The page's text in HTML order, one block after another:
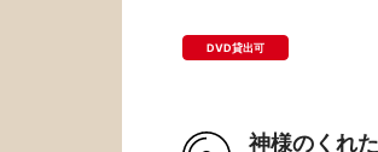
DVD貸出可
神様のくれ